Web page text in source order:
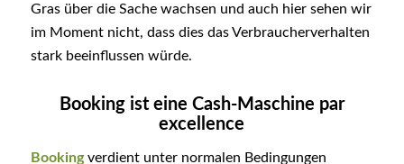
Gras über die Sache wachsen und auch hier sehen wir
im Moment nicht, dass dies das Verbraucherverhalten
stark beeinflussen würde.
Booking ist eine Cash-Maschine par
excellence
Bookingverdient unter normalen Bedingungen